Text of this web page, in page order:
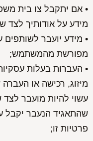
• אם יתקבל צו בית
מידע על אודותיך לצד
• מידע יועבר
מפורשת מהמשתמש;
• העברות בעלות
מיזוג, רכישה או
עשוי להיות מועבר
שהתאגיד הנעבר יקבל
פרטיות זו;